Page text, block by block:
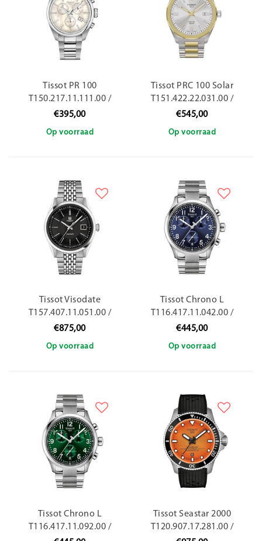
Tissot PR 100
T150.217.11.111.00 /
36mm
€395,00
Op voorraad
Tissot PRC 100 Solar
T151.422.22.031.00 /
39mm
€545,00
Op voorraad
Tissot Visodate
T157.407.11.051.00 /
39mm
€875,00
Op voorraad
Tissot Chrono L
T116.417.11.042.00 /
42mm
€445,00
Op voorraad
Tissot Chrono L
T116.417.11.092.00 /
Tissot Seastar 2000
T120.907.17.281.00 /